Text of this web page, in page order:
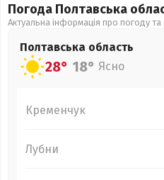
Погода Полтавська
Актуальна інформація про погоду
Полтавська область
28° 18° Ясно
Кременчук
Лубни